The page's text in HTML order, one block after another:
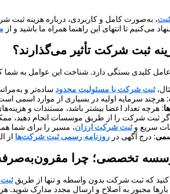
می‌کنیم تا انتهای این راهنما همراه ما باشید و از
ثبت شرکت تأثیر می‌گذارند؟
کلیدی بستگی دارد. شناخت این عوامل به شما
ثبت شرکت با مسئولیت محدود ساده‌تر و
: هرچند سرمایه اولیه در بسیاری از موارد اسمی
: هرچه تعداد اعضا بیشتر باشد، مستندات و
ثبت شرکت را از طریق موسسات انجام دهید،
سریع وثبت شرکت ارزان، مسیر را برای شما
: درج آگهی در روزنامه رسمی ثبت شرکت‌ها از
تخصصی؛ چرا
که ثبت شرکت بدون واسطه و تنها از طریق
مجبور به اصلاح و ارسال مجدد مدارک شوید. هر